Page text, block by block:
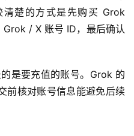
楚的方式是先购买 Grok
/ X 账号 ID，最后确认
是要充值的账号。Grok 的
前核对账号信息能避免后续